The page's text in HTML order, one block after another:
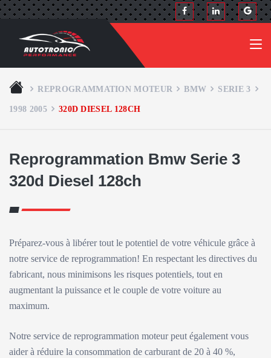
REPROGRAMMATION MOTEUR BMW SERIE 3
1998 2005 320D DIESEL 128CH
Reprogrammation Bmw Serie 3
320d Diesel 128ch
Préparez-vous à libérer tout le potentiel de votre véhicule grâce à
notre service de reprogrammation! En respectant les directives du
fabricant, nous minimisons les risques potentiels, tout en
augmentant la puissance et le couple de votre voiture au
maximum.
Notre service de reprogrammation moteur peut également vous
aider à réduire la consommation de carburant de 20 à 40 %,